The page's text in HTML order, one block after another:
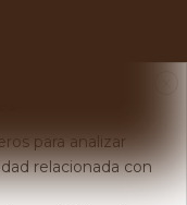
para analizar
relacionada con